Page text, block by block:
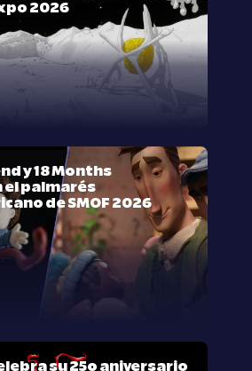
2026
y 18 Months
el palmarés
de SMOF 2026
su 25º aniversario